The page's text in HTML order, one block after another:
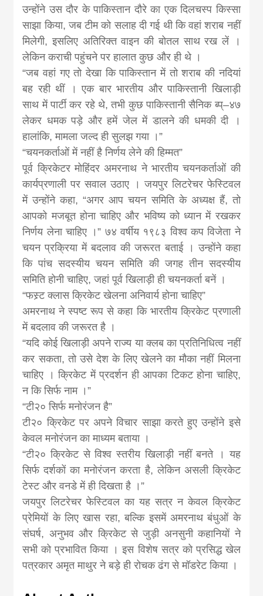
उन्होंने उस दौर के पाकिस्तान दौरे का एक दिलचस्प किस्सा
साझा किया, जब टीम को सलाह दी गई थी कि वहां शराब नहीं
मिलेगी, इसलिए अतिरिक्त वाइन की बोतल साथ रख लें ।
लेकिन कराची पहुंचने पर हालात कुछ और ही थे ।
“जब वहां गए तो देखा कि पाकिस्तान में तो शराब की नदियां
बह रही थीं । एक बार भारतीय और पाकिस्तानी खिलाड़ी
साथ में पार्टी कर रहे थे, तभी कुछ पाकिस्तानी सैनिक ब्प्–४७
लेकर धमक पड़े और हमें जेल में डालने की धमकी दी ।
हालांकि, मामला जल्द ही सुलझ गया ।”
“चयनकर्ताओं में नहीं है निर्णय लेने की हिम्मत”
पूर्व क्रिकेटर मोहिंदर अमरनाथ ने भारतीय चयनकर्ताओं की
कार्यप्रणाली पर सवाल उठाए । जयपुर लिटरेचर फेस्टिवल
में उन्होंने कहा, “अगर आप चयन समिति के अध्यक्ष हैं, तो
आपको मजबूत होना चाहिए और भविष्य को ध्यान में रखकर
निर्णय लेना चाहिए ।” ७४ वर्षीय १९८३ विश्व कप विजेता ने
चयन प्रक्रिया में बदलाव की जरूरत बताई । उन्होंने कहा
कि पांच सदस्यीय चयन समिति की जगह तीन सदस्यीय
समिति होनी चाहिए, जहां पूर्व खिलाड़ी ही चयनकर्ता बनें ।
“फस्र्ट क्लास क्रिकेट खेलना अनिवार्य होना चाहिए”
अमरनाथ ने स्पष्ट रूप से कहा कि भारतीय क्रिकेट प्रणाली
में बदलाव की जरूरत है ।
“यदि कोई खिलाड़ी अपने राज्य या क्लब का प्रतिनिधित्व नहीं
कर सकता, तो उसे देश के लिए खेलने का मौका नहीं मिलना
चाहिए । क्रिकेट में प्रदर्शन ही आपका टिकट होना चाहिए,
न कि सिर्फ नाम ।”
“टी२० सिर्फ मनोरंजन है”
टी२० क्रिकेट पर अपने विचार साझा करते हुए उन्होंने इसे
केवल मनोरंजन का माध्यम बताया ।
“टी२० क्रिकेट से विश्व स्तरीय खिलाड़ी नहीं बनते । यह
सिर्फ दर्शकों का मनोरंजन करता है, लेकिन असली क्रिकेट
टेस्ट और वनडे में ही दिखता है ।”
जयपुर लिटरेचर फेस्टिवल का यह सत्र न केवल क्रिकेट
प्रेमियों के लिए खास रहा, बल्कि इसमें अमरनाथ बंधुओं के
संघर्ष, अनुभव और क्रिकेट से जुड़ी अनसुनी कहानियों ने
सभी को प्रभावित किया । इस विशेष सत्र को प्रसिद्ध खेल
पत्रकार अमृत माथुर ने बड़े ही रोचक ढंग से मॉडरेट किया ।